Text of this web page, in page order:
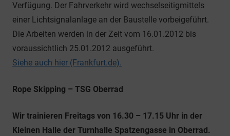
Verfügung. Der Fahrverkehr wird wechselseitigmittels
einer Lichtsignalanlage an der Baustelle vorbeigeführt.
Die Arbeiten werden in der Zeit vom 16.01.2012 bis
voraussichtlich 25.01.2012 ausgeführt.
Siehe auch hier (Frankfurt.de).
Rope Skipping – TSG Oberrad
Wir trainieren Freitags von 16.30 – 17.15 Uhr in der
Kleinen Halle der Turnhalle Spatzengasse in Oberrad.